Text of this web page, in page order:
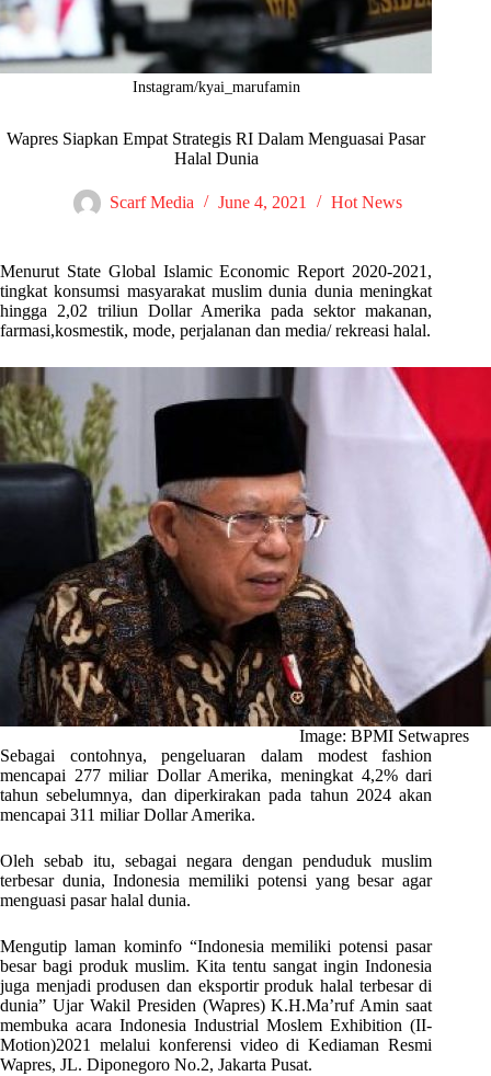
Instagram/kyai_marufamin
Wapres Siapkan Empat Strategis RI Dalam Menguasai Pasar
Halal Dunia
Scarf Media June 4, 2021 Hot News
Menurut State Global Islamic Economic Report 2020-2021,
tingkat konsumsi masyarakat muslim dunia dunia meningkat
hingga 2,02 triliun Dollar Amerika pada sektor makanan,
farmasi,kosmestik, mode, perjalanan dan media/ rekreasi halal.
Image: BPMI Setwapres
Sebagai contohnya, pengeluaran dalam modest fashion
mencapai 277 miliar Dollar Amerika, meningkat 4,2% dari
tahun sebelumnya, dan diperkirakan pada tahun 2024 akan
mencapai 311 miliar Dollar Amerika.
Oleh sebab itu, sebagai negara dengan penduduk muslim
terbesar dunia, Indonesia memiliki potensi yang besar agar
menguasi pasar halal dunia.
Mengutip laman kominfo “Indonesia memiliki potensi pasar
besar bagi produk muslim. Kita tentu sangat ingin Indonesia
juga menjadi produsen dan eksportir produk halal terbesar di
dunia” Ujar Wakil Presiden (Wapres) K.H.Ma’ruf Amin saat
membuka acara Indonesia Industrial Moslem Exhibition (II-
Motion)2021 melalui konferensi video di Kediaman Resmi
Wapres, JL. Diponegoro No.2, Jakarta Pusat.